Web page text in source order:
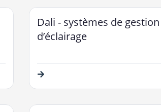
Dali - systèmes de gestion
d’éclairage